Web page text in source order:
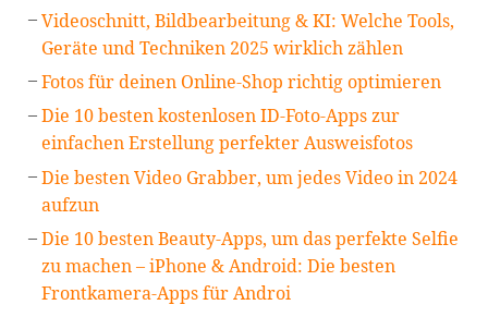
Videoschnitt, Bildbearbeitung & KI: Welche Tools,
Geräte und Techniken 2025 wirklich zählen
Fotos für deinen Online-Shop richtig optimieren
Die 10 besten kostenlosen ID-Foto-Apps zur
einfachen Erstellung perfekter Ausweisfotos
Die besten Video Grabber, um jedes Video in 2024
aufzun
Die 10 besten Beauty-Apps, um das perfekte Selfie
zu machen – iPhone & Android: Die besten
Frontkamera-Apps für Androi